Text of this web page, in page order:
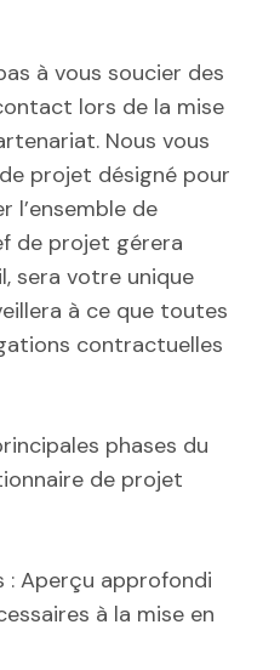
à vous soucier des
lors de la mise
Nous vous
projet désigné pour
l’ensemble de
de projet gérera
sera votre unique
à ce que toutes
contractuelles
phases du
de projet
: Aperçu approfondi
à la mise en